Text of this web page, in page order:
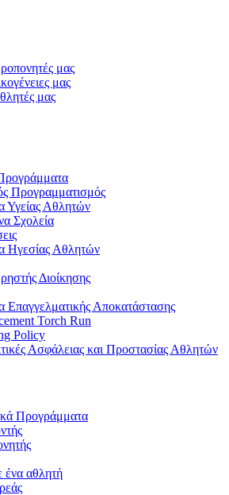
μας
μας
μας
Προγραμματισμός
Υγείας Αθλητών
Σχολεία
Ηγεσίας Αθλητών
Διοίκησης
Αποκατάστασης
Torch Run
Policy
Ασφάλειας και Προστασίας Αθλητών
Προγράμματα
ένα αθλητή